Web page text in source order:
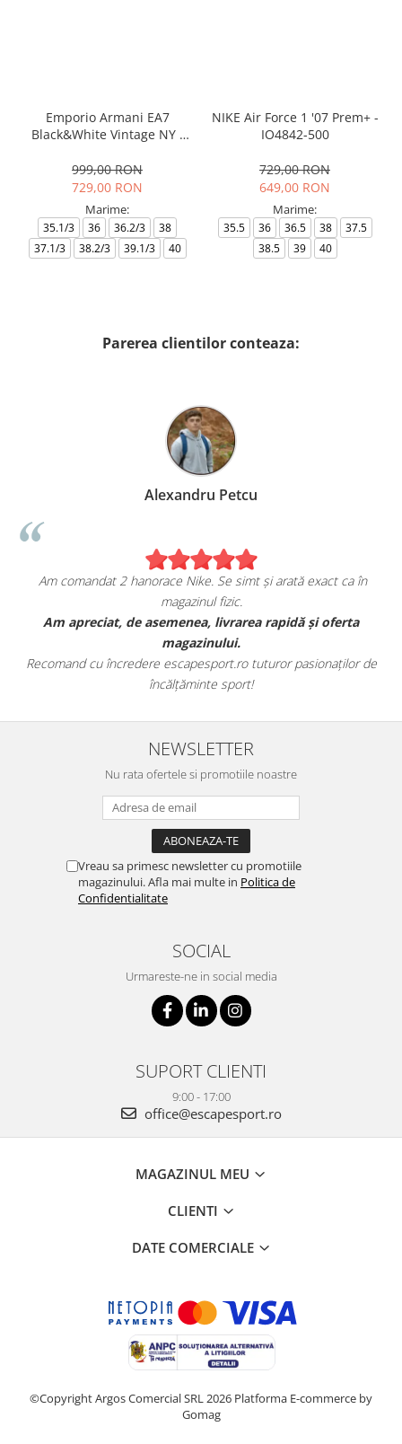
Emporio Armani EA7
Black&White Vintage NY -
999,00 RON
729,00 RON
Marime:
35.1/3 36 36.2/3
38
37.1/3
38.2/3 39.1/3 40
NIKE Air Force 1 '07 Prem+ -
IO4842-500
729,00 RON
649,00 RON
Marime:
35.5 36 36.5 38
37.5
38.5
39 40
Parerea clientilor conteaza:
Alexandru Petcu
Am comandat 2 hanorace Nike. Se simt și arată exact ca în
magazinul fizic.
Am apreciat, de asemenea, livrarea rapidă și oferta
magazinului.
Recomand cu încredere escapesport.ro tuturor pasionaților de
încălțăminte sport!
NEWSLETTER
Nu rata ofertele si promotiile noastre
Vreau sa primesc newsletter cu promotiile
magazinului. Afla mai multe in Politica de
Confidentialitate
SOCIAL
Urmareste-ne in social media
SUPORT CLIENTI
9:00 - 17:00
office@escapesport.ro
MAGAZINUL MEU
CLIENTI
DATE COMERCIALE
©Copyright Argos Comercial SRL 2026 Platforma E-commerce by
Gomag